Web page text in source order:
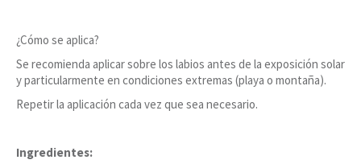
¿Cómo se aplica?
Se recomienda aplicar sobre los labios antes de la exposición solar
y particularmente en condiciones extremas (playa o montaña).
Repetir la aplicación cada vez que sea necesario.
Ingredientes: